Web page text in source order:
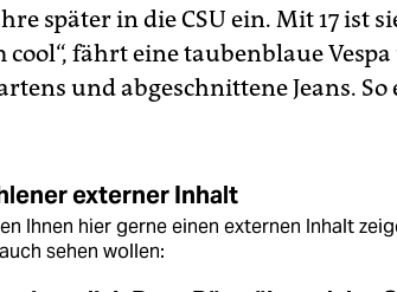
später in die CSU ein. Mit 17 ist
cool“, fährt eine taubenblaue
und abgeschnittene Jeans.
externer Inhalt
Ihnen hier gerne einen externen Inhalt
sehen wollen: